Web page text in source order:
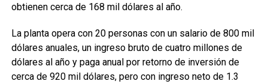
obtienen cerca de 168 mil dólares al año.
La planta opera con 20 personas con un salario de 800 mil
dólares anuales, un ingreso bruto de cuatro millones de
dólares al año y paga anual por retorno de inversión de
cerca de 920 mil dólares, pero con ingreso neto de 1.3